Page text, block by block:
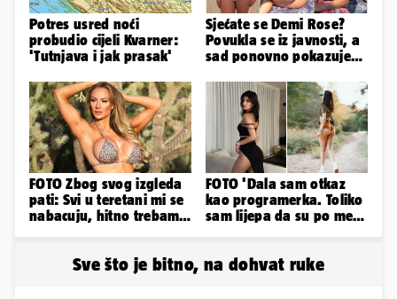
Potres usred noći
probudio cijeli Kvarner:
'Tutnjava i jak prasak'
Sjećate se Demi Rose?
Povukla se iz javnosti, a
sad ponovno pokazuje
FOTO Zbog svog izgleda
pati: Svi u teretani mi se
nabacuju, hitno trebam
FOTO 'Dala sam otkaz
kao programerka. Toliko
sam lijepa da su po meni
Sve što je bitno, na dohvat ruke